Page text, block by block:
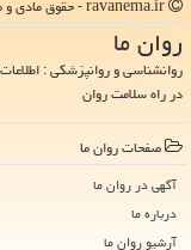
روان ما
روانشناسی و روانپزشکی :
در راه سلامت روان
صفحات روان ما
آگهی در روان ما
درباره ما
آرشیو روان ما